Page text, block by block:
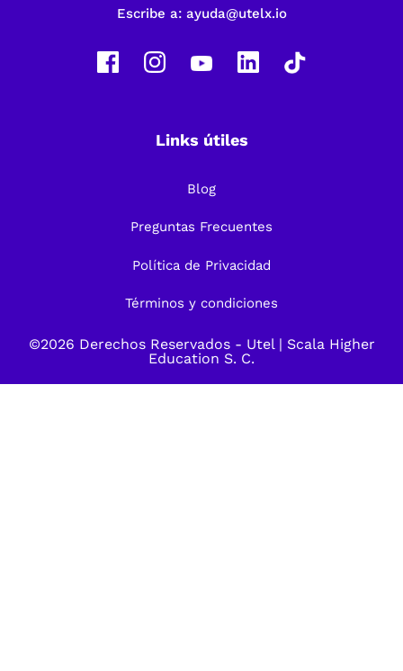
Escribe a: ayuda@utelx.io
Links útiles
Blog
Preguntas Frecuentes
Política de Privacidad
Términos y condiciones
©2026 Derechos Reservados - Utel | Scala Higher
Education S. C.